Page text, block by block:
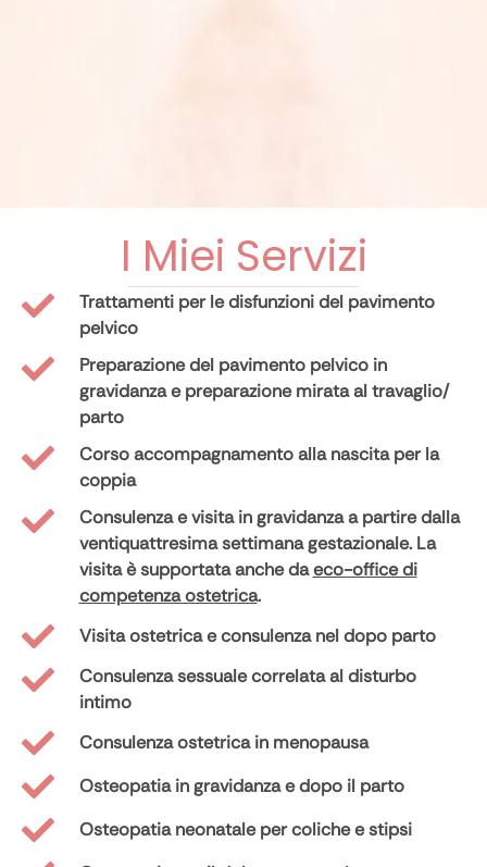
I Miei Servizi
Trattamenti per le disfunzioni del pavimento
pelvico
Preparazione del pavimento pelvico in
gravidanza e preparazione mirata al travaglio/
parto
Corso accompagnamento alla nascita per la
coppia
Consulenza e visita in gravidanza a partire dalla
ventiquattresima settimana gestazionale. La
visita è supportata anche daeco-office di
competenza ostetrica.
Visita ostetrica e consulenza nel dopo parto
Consulenza sessuale correlata al disturbo
intimo
Consulenza ostetrica in menopausa
Osteopatia in gravidanza e dopo il parto
Osteopatia neonatale per coliche e stipsi